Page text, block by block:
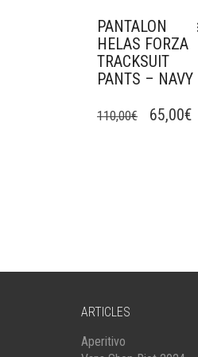
PANTALON
HELAS FORZA
TRACKSUIT
PANTS – NAVY
PRODUIT
SUR
PAGE
PRODUIT
110,00€
LE
65,00€LE
ARTICLES
Aperitivo